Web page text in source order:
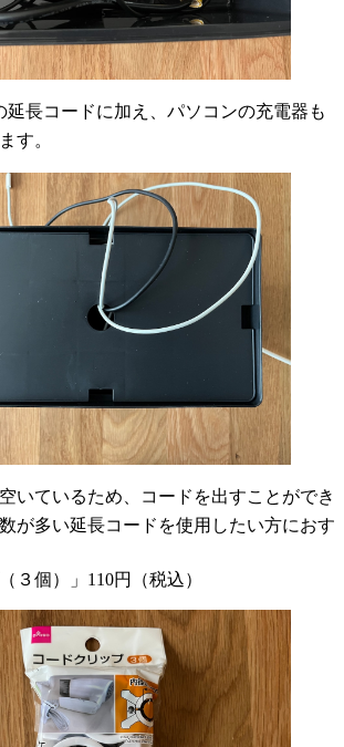
延長コードに加え、パソコンの充電器も
す。
いているため、コードを出すことができ
が多い延長コードを使用したい方におす
３個）」110円（税込）